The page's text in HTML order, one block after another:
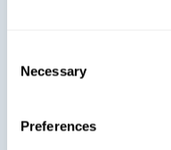
Selection
Necessary
Preferences